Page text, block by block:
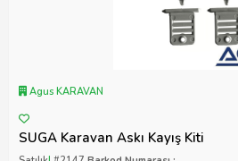
Agus KARAVAN
SUGA Karavan Askı Kayış Kiti